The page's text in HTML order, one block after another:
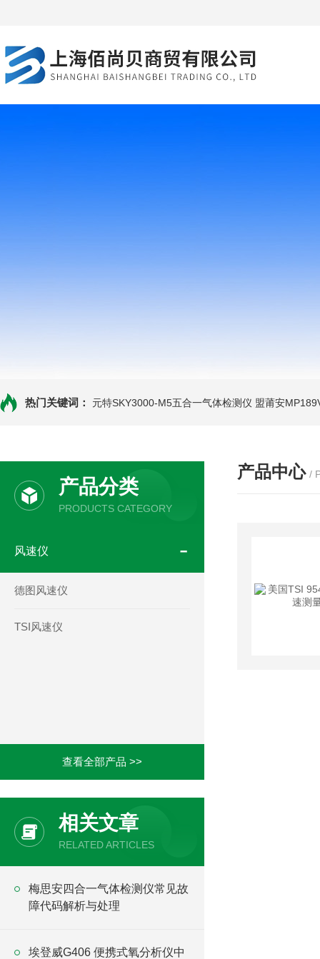
热门关键词： 元特SKY3000-M5五合一气体检测仪 盟莆安
产品分类
PRODUCTS CATEGORY
风速仪
德图风速仪
TSI风速仪
查看全部产品 >>
相关文章
RELATED ARTICLES
梅思安四合一气体检测仪常见故
障代码解析与处理
埃登威G406 便携式氧分析仪中
产品中心 /